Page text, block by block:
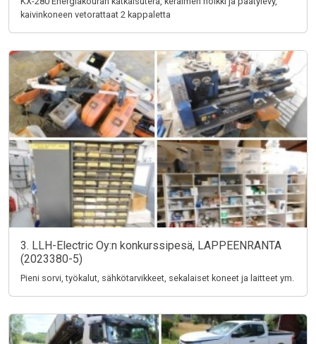
kaivinkoneen vetorattaat 2 kappaletta
3. LLH-Electric Oy:n konkurssipesä, LAPPEENRANTA
(2023380-5)
Pieni sorvi, työkalut, sähkötarvikkeet, sekalaiset koneet ja laitteet ym.